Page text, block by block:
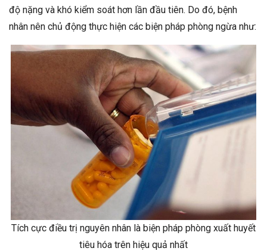
độ nặng và khó kiểm soát hơn lần đầu tiên. Do đó, bệnh
nhân nên chủ động thực hiện các biện pháp phòng ngừa như:
Tích cực điều trị nguyên nhân là biện pháp phòng xuất huyết
tiêu hóa trên hiệu quả nhất